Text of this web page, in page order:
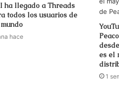
ha llegado a Threads
todos los usuarios de
hace
es el
1